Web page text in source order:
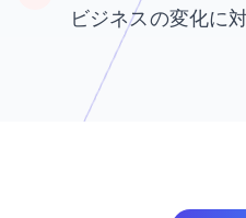
ビジネスの変化に